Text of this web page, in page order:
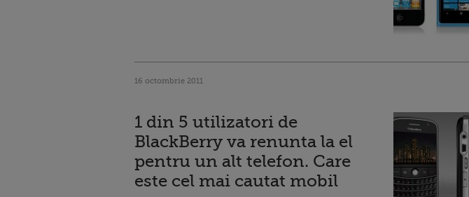
16 octombrie 2011
1 din 5 utilizatori de
BlackBerry va renunta la el
pentru un alt telefon. Care
este cel mai cautat mobil